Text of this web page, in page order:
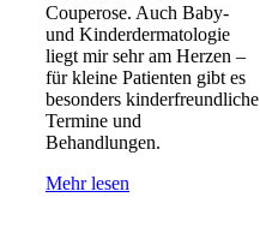
Couperose. Auch Baby-
und Kinderdermatologie
liegt mir sehr am Herzen –
für kleine Patienten gibt es
besonders kinderfreundliche
Termine und
Behandlungen.
Mehr lesen